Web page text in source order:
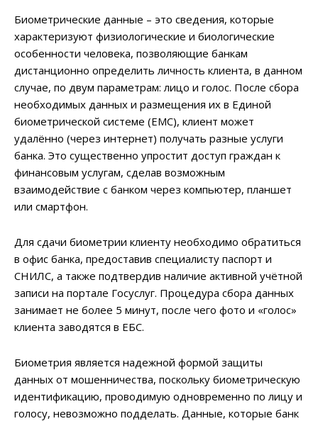
Биометрические данные – это сведения, которые
характеризуют физиологические и биологические
особенности человека, позволяющие банкам
дистанционно определить личность клиента, в данном
случае, по двум параметрам: лицо и голос. После сбора
необходимых данных и размещения их в Единой
биометрической системе (ЕМС), клиент может
удалённо (через интернет) получать разные услуги
банка. Это существенно упростит доступ граждан к
финансовым услугам, сделав возможным
взаимодействие с банком через компьютер, планшет
или смартфон.
Для сдачи биометрии клиенту необходимо обратиться
в офис банка, предоставив специалисту паспорт и
СНИЛС, а также подтвердив наличие активной учётной
записи на портале Госуслуг. Процедура сбора данных
занимает не более 5 минут, после чего фото и «голос»
клиента заводятся в ЕБС.
Биометрия является надежной формой защиты
данных от мошенничества, поскольку биометрическую
идентификацию, проводимую одновременно по лицу и
голосу, невозможно подделать. Данные, которые банк